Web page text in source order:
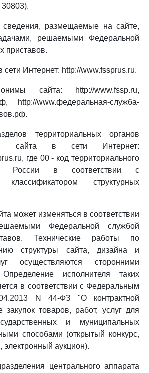
30803).
сведения, размещаемые на сайте,
решаемыми Федеральной
приставов.
сети Интернет: http://www.fssprus.ru.
сайта: http://www.fssp.ru,
http://www.федеральная-служба-
территориальных органов
сайта в сети Интернет:
где 00 - код территориального
России в соответствии с
классификатором структурных
может изменяться в соответствии
Федеральной службой
Технические работы по
структуры сайта, дизайна и
осуществляются сторонними
Определение исполнителя таких
в соответствии с Федеральным
N 44-ФЗ "О контрактной
товаров, работ, услуг для
и муниципальных
способами (открытый конкурс,
электронный аукцион).
центрального аппарата